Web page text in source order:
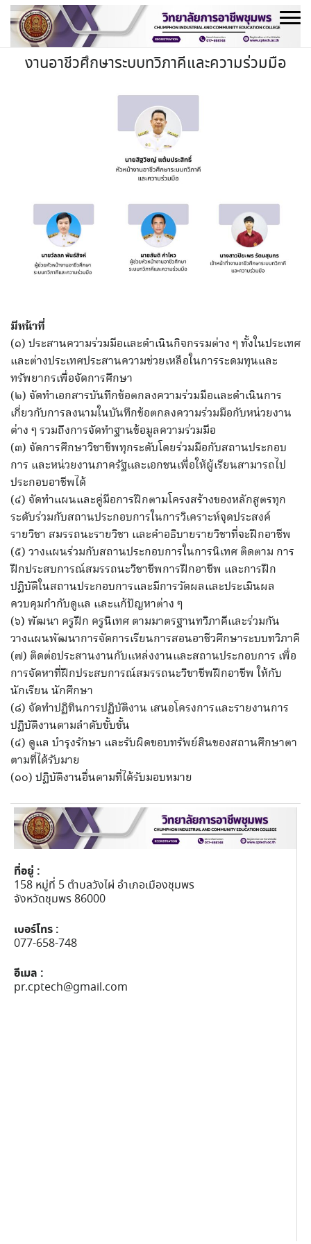
Skip
content
งานอาชีวศึกษาระบบทวิภาคีและความร่วมมือ
มีหน้าที่
(๑) ประสานความร่วมมือและดำเนินกิจกรรมต่าง ๆ ทั้งในประเทศ
และต่างประเทศประสานความช่วยเหลือในการระดมทุนและ
ทรัพยากรเพื่อจัดการศึกษา
(๒) จัดทำเอกสารบันทึกข้อตกลงความร่วมมือและดำเนินการ
เกี่ยวกับการลงนามในบันทึกข้อตกลงความร่วมมือกับหน่วยงาน
ต่าง ๆ รวมถึงการจัดทำฐานข้อมูลความร่วมมือ
(๓) จัดการศึกษาวิชาชีพทุกระดับโดยร่วมมือกับสถานประกอบ
การ และหน่วยงานภาครัฐและเอกชนเพื่อให้ผู้เรียนสามารถไป
ประกอบอาชีพได้
(๔) จัดทำแผนและคู่มือการฝึกตามโครงสร้างของหลักสูตรทุก
ระดับร่วมกับสถานประกอบการในการวิเคราะห์จุดประสงค์
รายวิชา สมรรถนะรายวิชา และคำอธิบายรายวิชาที่จะฝึกอาชีพ
(๕) วางแผนร่วมกับสถานประกอบการในการนิเทศ ติดตาม การ
ฝึกประสบการณ์สมรรถนะวิชาชีพการฝึกอาชีพ และการฝึก
ปฏิบัติในสถานประกอบการและมีการวัดผลและประเมินผล
ควบคุมกำกับดูแล และแก้ปัญหาต่าง ๆ
(๖) พัฒนา ครูฝึก ครูนิเทศ ตามมาตรฐานทวิภาคีและร่วมกัน
วางแผนพัฒนาการจัดการเรียนการสอนอาชีวศึกษาระบบทวิภาคี
(๗) ติดต่อประสานงานกับแหล่งงานและสถานประกอบการ เพื่อ
การจัดหาที่ฝึกประสบการณ์สมรรถนะวิชาชีพฝึกอาชีพ ให้กับ
นักเรียน นักศึกษา
(๘) จัดทำปฏิทินการปฏิบัติงาน เสนอโครงการและรายงานการ
ปฏิบัติงานตามลำดับขั้บขั้น
(๔) ดูแล บำรุงรักษา และรับผิดขอบทรัพย์สินของสถานศึกษาตา
ตามที่ได้รับมาย
(๑๐) ปฏิบัติงานอื่นตามที่ได้รับมอบหมาย
ที่อยู่ :
158 หมู่ที่ 5 ตำบลวังไผ่ อำเภอเมืองชุมพร
จังหวัดชุมพร 86000
เบอร์โทร :
077-658-748
อีเมล :
pr.cptech@gmail.com